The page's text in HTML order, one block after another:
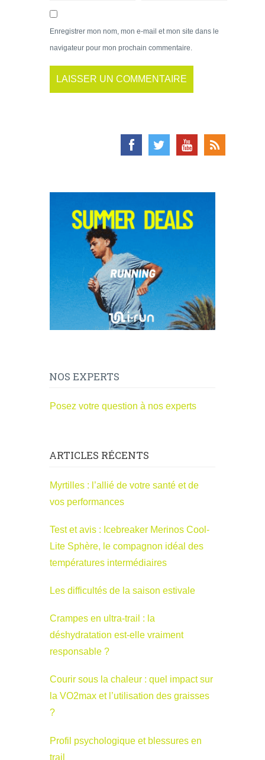
Enregistrer mon nom, mon e-mail et mon site dans le
navigateur pour mon prochain commentaire.
NOS EXPERTS
Posez votre question à nos experts
ARTICLES RÉCENTS
Myrtilles : l’allié de votre santé et de
vos performances
Test et avis : Icebreaker Merinos Cool-
Lite Sphère, le compagnon idéal des
températures intermédiaires
Les difficultés de la saison estivale
Crampes en ultra-trail : la
déshydratation est-elle vraiment
responsable ?
Courir sous la chaleur : quel impact sur
la VO2max et l’utilisation des graisses
?
Profil psychologique et blessures en
trail